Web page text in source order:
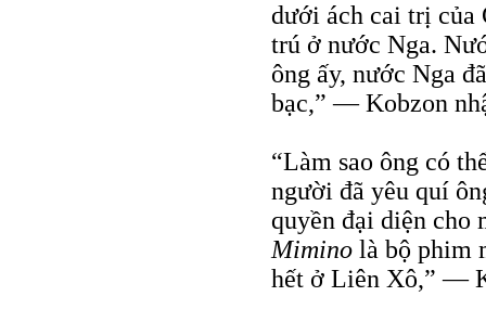
dưới ách cai trị của
trú ở nước Nga.
ông ấy, nước Nga
bạc,” — Kobzon
“Làm sao ông có
người đã yêu quí
quyền đại diện cho
Mimino là bộ phim
hết ở Liên Xô,” —